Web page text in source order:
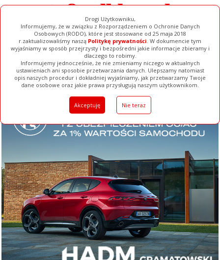
Drogi Użytkowniku,
Informujemy, że w związku z Rozporządzeniem o Ochronie Danych
Osobowych (RODO), które jest stosowane od 25 maja 2018
r.zaktualizowaliśmy naszą Politykę prywatności. W dokumencie tym
wyjaśniamy w sposób przejrzysty i bezpośredni jakie informacje zbieramy i
dlaczego to robimy.
Informujemy jednocześnie, że nie zmieniamy niczego w aktualnych
ustawieniach ani sposobie przetwarzania danych. Ulepszamy natomiast
opis naszych procedur i dokładniej wyjaśniamy, jak przetwarzamy Twoje
dane osobowe oraz jakie prawa przysługują naszym użytkownikom.
Akceptuję Nie teraz
Ogłoszenia Filmy Galerie Baza Firm Pełna Wersja